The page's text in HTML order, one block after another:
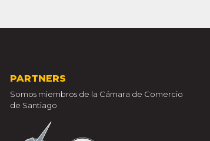
PARTNERS
Somos miembros de la Cámara de Comercio
de Santiago